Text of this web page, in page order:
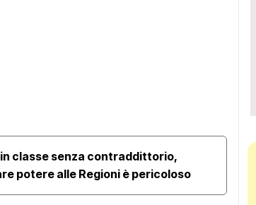
classe senza contraddittorio,
potere alle Regioni è pericoloso